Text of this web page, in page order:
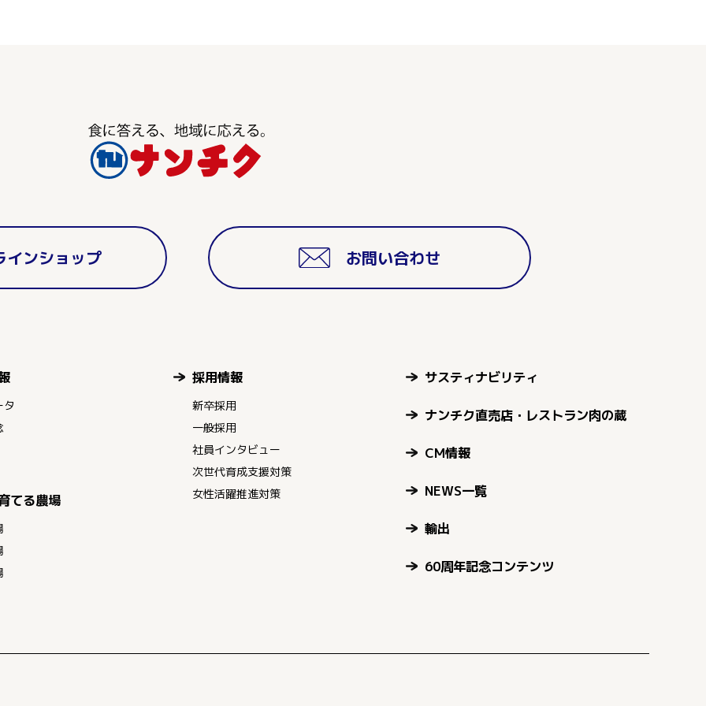
インショップ お問い合わせ
タ
てる農場
採用情報
新卒採用
一般採用
社員インタビュー
次世代育成支援対策
女性活躍推進対策
サスティナビリティ
ナンチク直売店・レストラン肉の蔵
CM情報
NEWS一覧
輸出
60周年記念コンテンツ